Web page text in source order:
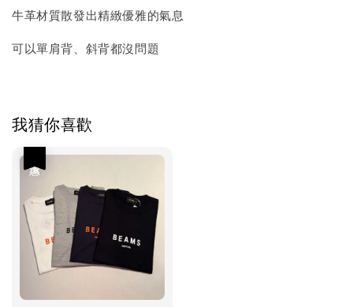
牛革材質散發出精緻優雅的氣息
可以單肩背、斜背都沒問題
我猜你喜歡